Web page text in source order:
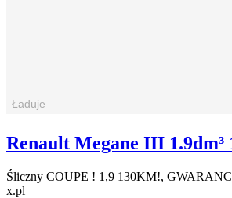
Renault Megane III 1.9dm³
Śliczny COUPE ! 1,9 130KM!,
x.pl